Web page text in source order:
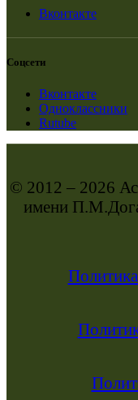
Вконтакте
Соцсети
Вконтакте
Одноклассники
Rutube
© 2012 – 2026
имени